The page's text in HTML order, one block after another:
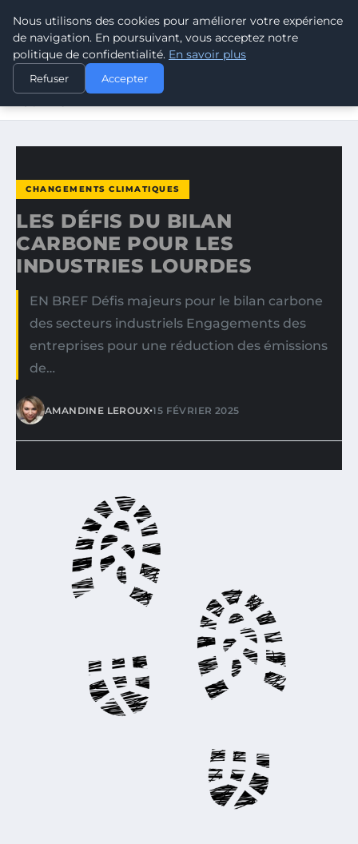
CLIMATE GUARDIAN
ACCUEIL
CHANGEMENTS CLIMATIQUES
LES DÉFIS DU BILAN CARBONE POUR LES INDUSTRIES
CHANGEMENTS CLIMATIQUES
LES DÉFIS DU BILAN
CARBONE POUR LES
INDUSTRIES LOURDES
EN BREF Défis majeurs pour le bilan carbone
des secteurs industriels Engagements des
entreprises pour une réduction des émissions
de…
AMANDINE LEROUX•15 FÉVRIER 2025
Nous utilisons des cookies pour améliorer votre expérience
de navigation. En poursuivant, vous acceptez notre
politique de confidentialité. En savoir plus
Refuser Accepter